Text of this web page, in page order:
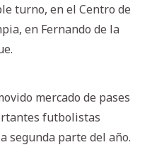
turno, en el Centro de
en Fernando de la
mercado de pases
futbolistas
segunda parte del año.